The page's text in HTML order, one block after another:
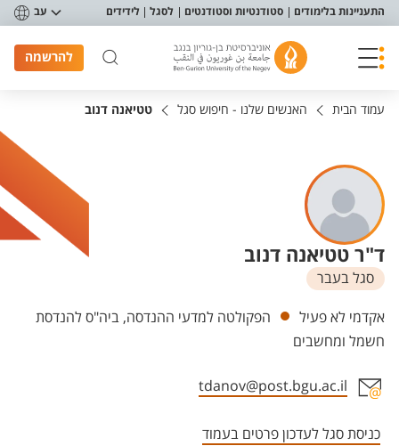
תפריט נגישות
התעניינות בלימודים סטודנטיות וסטודנטים לסגל לידידים עב
להרשמה
עמוד הבית האנשים שלנו - חיפוש סגל טטיאנה דנוב
ד"ר טטיאנה דנוב
סגל בעבר
יחידות
אקדמי לא פעיל
הפקולטה למדעי ההנדסה, ביה"ס להנדסת
חשמל ומחשבים
tdanov@post.bgu.ac.il
כניסת סגל לעדכון פרטים בעמוד